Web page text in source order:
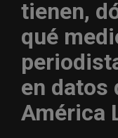
tienen,
qué
en datos
América